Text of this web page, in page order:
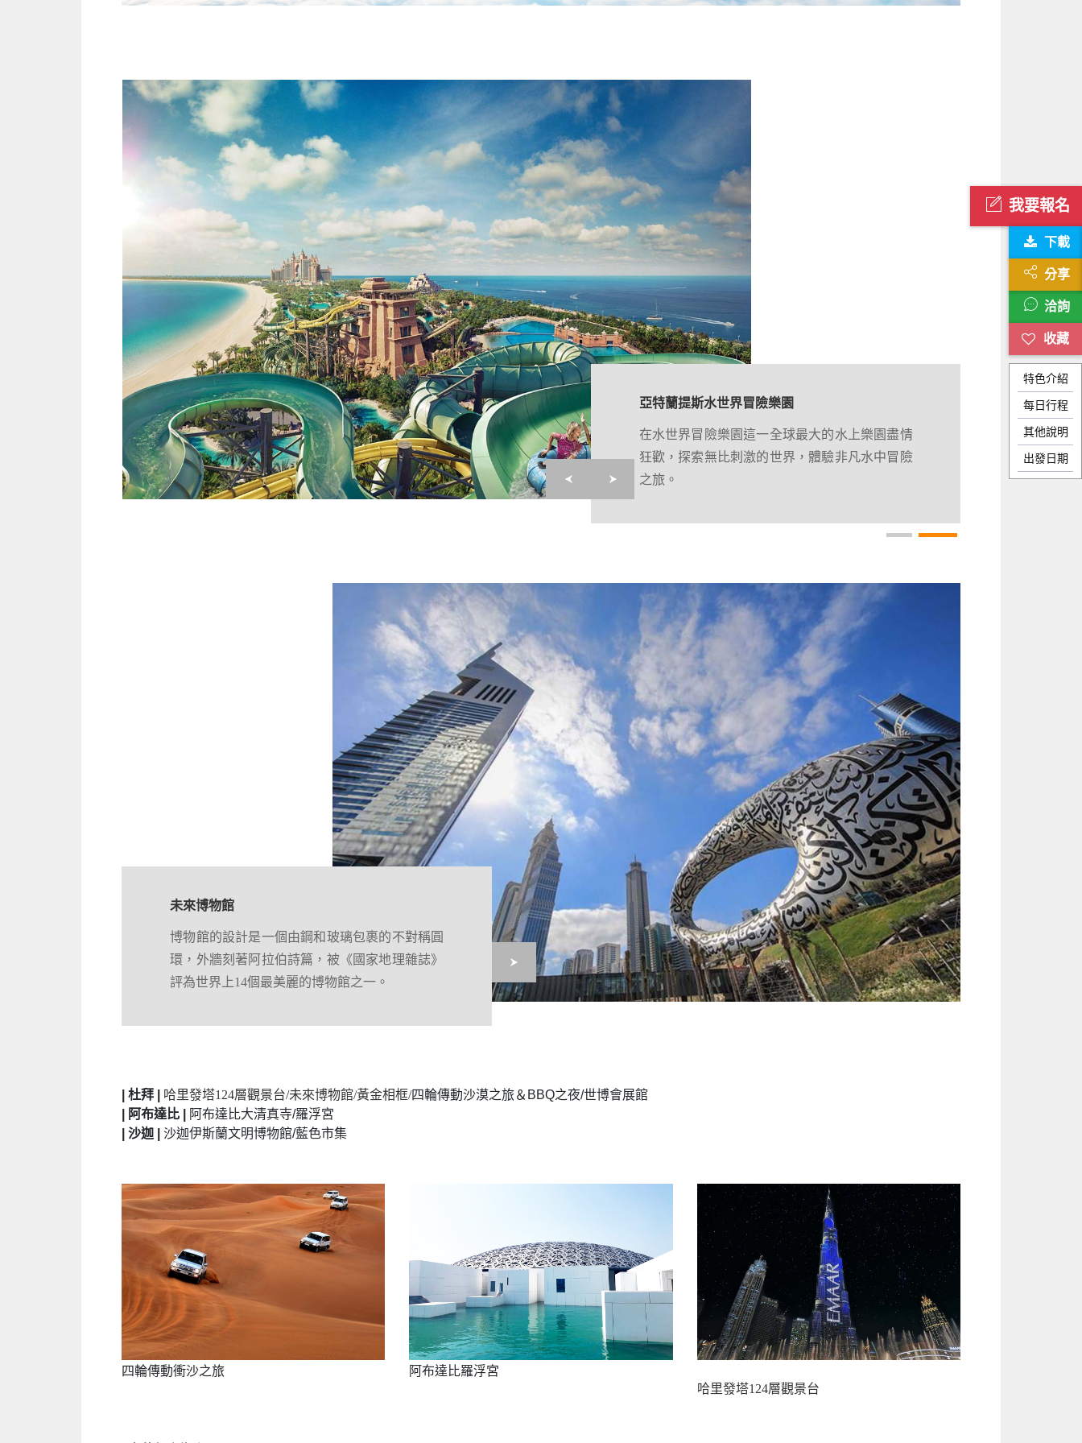
我要報名
下載
分享
洽詢
特色介紹
每日行程
其他說明
出發日期
皇家亞特蘭提斯
皇家亞特蘭提斯酒店（Atlantis The Royal），於2
023年1月在朱美拉棕櫚島（Palm Jumeirah）落成
揭幕，作為杜拜新地標掀起追捧熱潮。
亞特蘭提斯水世界冒險樂園
在水世界冒險樂園這一全球最大的水上樂園盡情
狂歡，探索無比刺激的世界，體驗非凡水中冒險
之旅。
阿布達比大清真寺
是阿布達比最大的清真寺，也是唯一一座促成伊
斯蘭教與世界其他文化間獨特交融的清真寺。
未來博物館
博物館的設計是一個由鋼和玻璃包裹的不對稱圓
環，外牆刻著阿拉伯詩篇，被《國家地理雜誌》
評為世界上14個最美麗的博物館之一。
| 杜拜 | 哈里發塔124層觀景台/未來博物館/黃金相框/四輪傳動沙漠之旅＆BBQ之夜/世博會展館
| 阿布達比 |
阿布達比大清真寺/羅浮宮
| 沙迦 | 沙迦伊斯蘭文明博物館/藍色市集
四輪傳動衝沙之旅
阿布達比羅浮宮
哈里發塔124層觀景台